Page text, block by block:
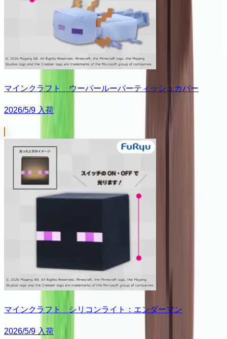
マインクラフト ウーパールーパーティッシュカバー
2026/5/9 入荷
マインクラフト シリコンライト：エンダーマン
2026/5/9 入荷